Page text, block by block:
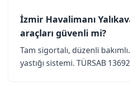
İzmir Havalimanı
araçları güvenli mi?
Tam sigortalı, düzenli bakımlı.
yastığı sistemi. TÜRSAB